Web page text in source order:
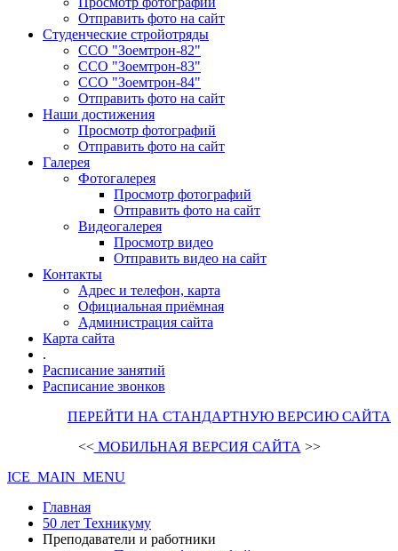
Отправить фото на сайт
Студенческие стройотряды
ССО "Зоемтрон-82"
ССО "Зоемтрон-83"
ССО "Зоемтрон-84"
Отправить фото на сайт
Наши достижения
Просмотр фотографий
Отправить фото на сайт
Галерея
Фотогалерея
Просмотр фотографий
Отправить фото на сайт
Видеогалерея
Просмотр видео
Отправить видео на сайт
Контакты
Адрес и телефон, карта
Официальная приёмная
Администрация сайта
Карта сайта
.
Расписание занятий
Расписание звонков
ПЕРЕЙТИ НА СТАНДАРТНУЮ ВЕРСИЮ САЙТА
<<МОБИЛЬНАЯ ВЕРСИЯ САЙТА >>
ICE_MAIN_MENU
Главная
50 лет Техникуму
Преподаватели и работники